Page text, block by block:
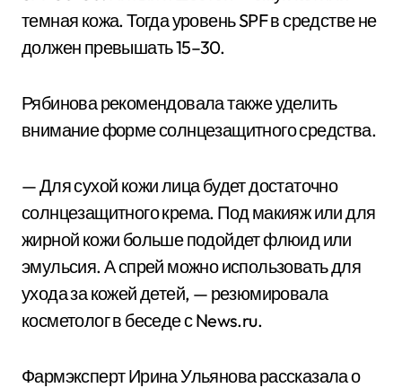
темная кожа. Тогда уровень SPF в средстве не
должен превышать 15–30.
Рябинова рекомендовала также уделить
внимание форме солнцезащитного средства.
— Для сухой кожи лица будет достаточно
солнцезащитного крема. Под макияж или для
жирной кожи больше подойдет флюид или
эмульсия. А спрей можно использовать для
ухода за кожей детей, — резюмировала
косметолог в беседе с News.ru.
Фармэксперт Ирина Ульянова рассказала о